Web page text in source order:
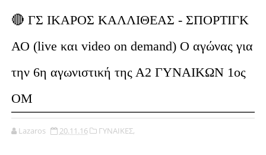
🔴 ΓΣ ΙΚΑΡΟΣ ΚΑΛΛΙΘΕΑΣ - ΣΠΟΡΤΙΓΚ
ΑΟ (live και video on demand) Ο αγώνας για
την 6η αγωνιστική της Α2 ΓΥΝΑΙΚΩΝ 1ος
ΟΜ
Lazaros 20.11.16 ΓΥΝΑΙΚΕΣ,